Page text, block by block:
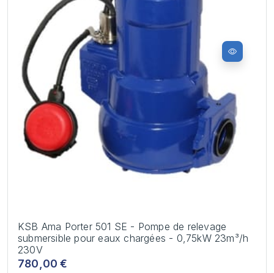
KSB Ama Porter 501 SE - Pompe de relevage
submersible pour eaux chargées - 0,75kW 23m³/h
230V
780,00 €